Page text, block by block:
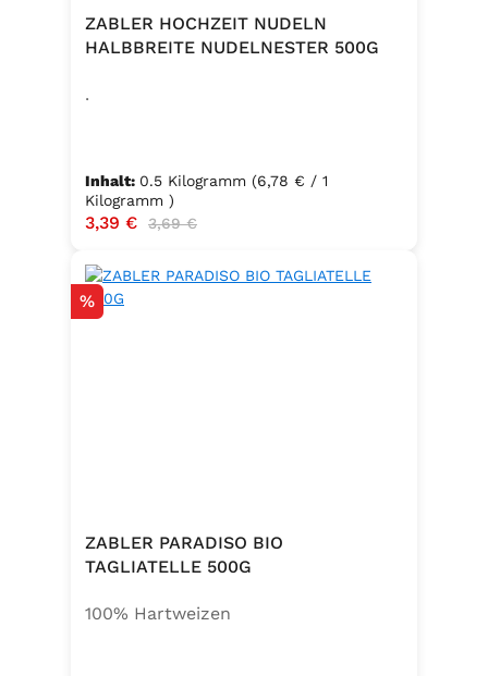
ZABLER HOCHZEIT NUDELN
HALBBREITE NUDELNESTER 500G
.
Inhalt: 0.5 Kilogramm (6,78 € / 1
Kilogramm )
Verkaufspreis:
3,39 € Regulärer Preis:
3,69 €
Rabatt
%
ZABLER PARADISO BIO
TAGLIATELLE 500G
100% Hartweizen